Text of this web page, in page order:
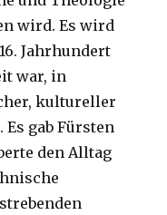
wird. Es wird
Jahrhundert
war, in
kultureller
gab Fürsten
den Alltag